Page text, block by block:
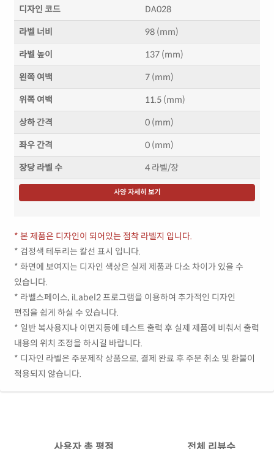
디자인 코드 DA028
라벨 너비 98 (mm)
라벨 높이 137 (mm)
왼쪽 여백 7 (mm)
위쪽 여백 11.5 (mm)
상하 간격 0 (mm)
좌우 간격 0 (mm)
장당 라벨 수 4 라벨/장
사양 자세히 보기
* 본 제품은 디자인이 되어있는 점착 라벨지 입니다.
* 검정색 테두리는 칼선 표시 입니다.
* 화면에 보여지는 디자인 색상은 실제 제품과 다소 차이가 있을 수
있습니다.
* 라벨스페이스, iLabel2 프로그램을 이용하여 추가적인 디자인
편집을 쉽게 하실 수 있습니다.
* 일반 복사용지나 이면지등에 테스트 출력 후 실제 제품에 비춰서 출력
내용의 위치 조정을 하시길 바랍니다.
* 디자인 라벨은 주문제작 상품으로, 결제 완료 후 주문 취소 및 환불이
적용되지 않습니다.